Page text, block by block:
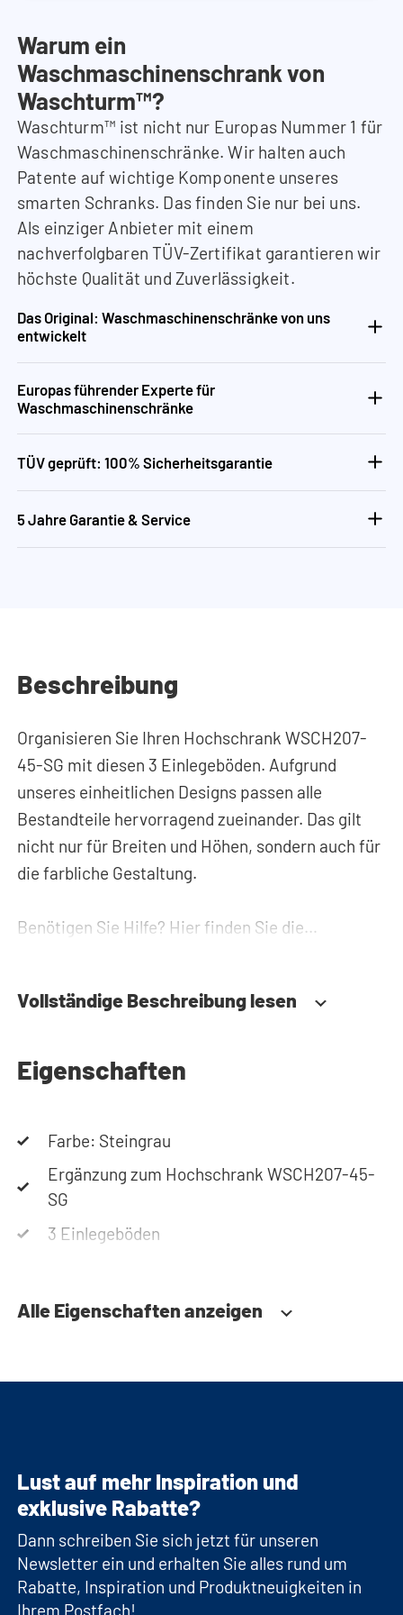
Warum ein
Waschmaschinenschrank von
Waschturm™?
Waschturm™ ist nicht nur Europas Nummer 1 für
Waschmaschinenschränke. Wir halten auch
Patente auf wichtige Komponente unseres
smarten Schranks. Das finden Sie nur bei uns.
Als einziger Anbieter mit einem
nachverfolgbaren TÜV-Zertifikat garantieren wir
höchste Qualität und Zuverlässigkeit.
Das Original: Waschmaschinenschränke von uns
entwickelt
Europas führender Experte für
Waschmaschinenschränke
TÜV geprüft: 100% Sicherheitsgarantie
5 Jahre Garantie & Service
Beschreibung
Organisieren Sie Ihren Hochschrank WSCH207-
45-SG mit diesen 3 Einlegeböden. Aufgrund
unseres einheitlichen Designs passen alle
Bestandteile hervorragend zueinander. Das gilt
nicht nur für Breiten und Höhen, sondern auch für
die farbliche Gestaltung.
Benötigen Sie Hilfe? Hier finden Sie die
Konfigurator, um Ihren Waschmaschinenschrank
jederzeit telefonisch oder per Mail erreichen.
Vollständige Beschreibung lesen
Eigenschaften
Farbe: Steingrau
Ergänzung zum Hochschrank WSCH207-45-
SG
3 Einlegeböden
Alle Eigenschaften anzeigen
Lust auf mehr Inspiration und
exklusive Rabatte?
Dann schreiben Sie sich jetzt für unseren
Newsletter ein und erhalten Sie alles rund um
Rabatte, Inspiration und Produktneuigkeiten in
Ihrem Postfach!